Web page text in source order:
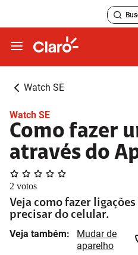
Watch SE
Watch SE
Como fazer
através do
2 votos
Veja como fazer
precisar do celular.
Veja também:
Mudar de
aparelho